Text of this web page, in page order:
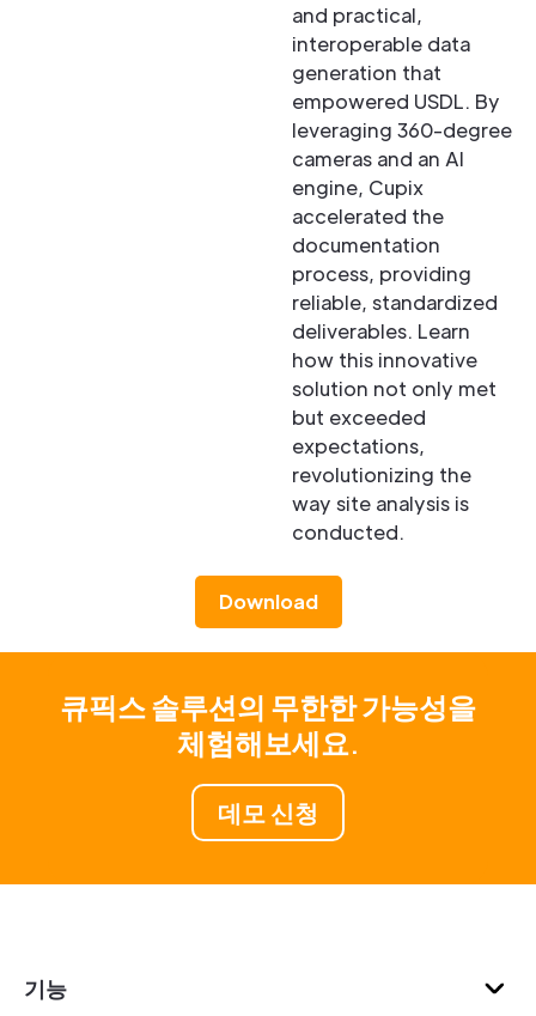
and practical,
interoperable data
generation that
empowered USDL. By
leveraging 360-degree
cameras and an AI
engine, Cupix
accelerated the
documentation
process, providing
reliable, standardized
deliverables. Learn
how this innovative
solution not only met
but exceeded
expectations,
revolutionizing the
way site analysis is
conducted.
Download
큐픽스 솔루션의 무한한 가능성을
체험해보세요.
데모 신청
기능